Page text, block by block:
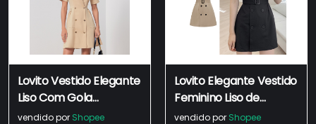
Lovito Vestido Elegante
Liso Com Gola
Entalhada De Botão
vendido por Shopee
Lovito Elegante Vestido
Feminino Liso de
Manga Bufante com
vendido por Shopee